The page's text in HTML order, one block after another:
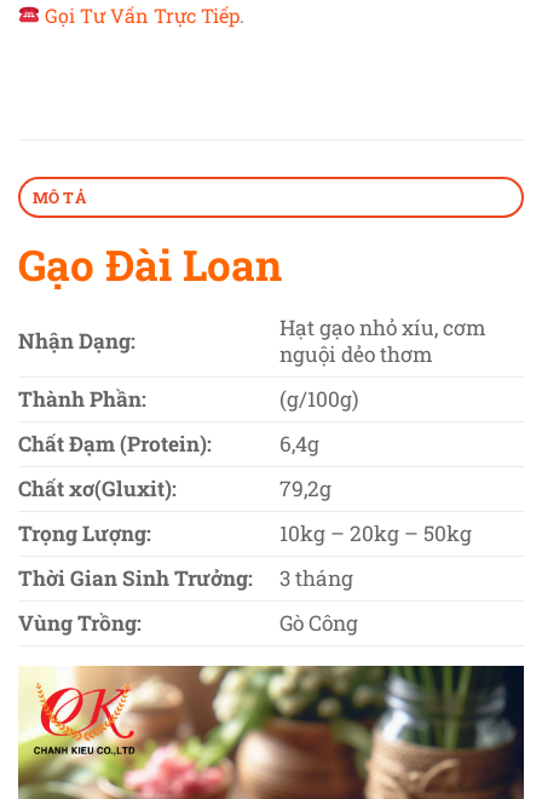
Gọi Tư Vấn Trực Tiếp.
MÔ TẢ
Gạo Đài Loan
Nhận Dạng:
Hạt gạo nhỏ xíu, cơm
nguội dẻo thơm
Thành Phần:
(g/100g)
Chất Đạm (Protein):
6,4g
Chất xơ(Gluxit):
79,2g
Trọng Lượng:
10kg – 20kg – 50kg
Thời Gian Sinh Trưởng:
3 tháng
Vùng Trồng:
Gò Công